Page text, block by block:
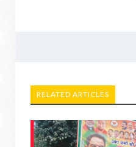
RELATED ARTICLES